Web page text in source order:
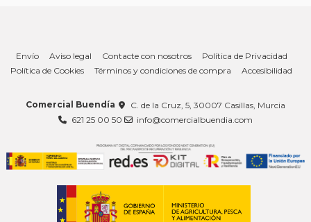
Envío Aviso legal Contacte con nosotros
Política de Privacidad
Política de Cookies
Términos y condiciones de compra Accesibilidad
Comercial Buendía
C. de la Cruz, 5, 30007 Casillas, Murcia
621 25 00 50
info@comercialbuendia.com